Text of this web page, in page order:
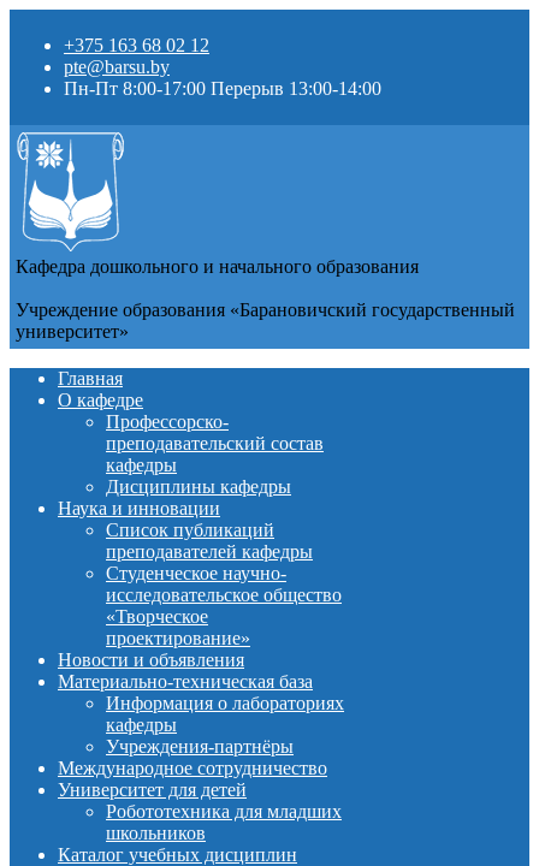
+375 163 68 02 12
pte@barsu.by
Пн-Пт 8:00-17:00 Перерыв 13:00-14:00
Кафедра дошкольного и начального образования
Учреждение образования «Барановичский государственный
университет»
Главная
О кафедре
Профессорско-
преподавательский состав
кафедры
Дисциплины кафедры
Наука и инновации
Список публикаций
преподавателей кафедры
Студенческое научно-
исследовательское общество
«Творческое
проектирование»
Новости и объявления
Материально-техническая база
Информация о лабораториях
кафедры
Учреждения-партнёры
Международное сотрудничество
Университет для детей
Робототехника для младших
школьников
Каталог учебных дисциплин